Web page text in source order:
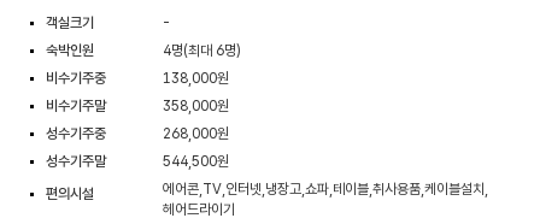
객실크기
-
숙박인원
4명(최대 6명)
비수기주중
138,000원
비수기주말
358,000원
성수기주중
268,000원
성수기주말
544,500원
편의시설
에어콘,TV,인터넷,냉장고,쇼파,테이블,취사용품,케이블설치,
헤어드라이기